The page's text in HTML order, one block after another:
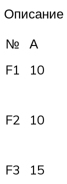
Описание
№
А
F1
10
F2 10
F3
15